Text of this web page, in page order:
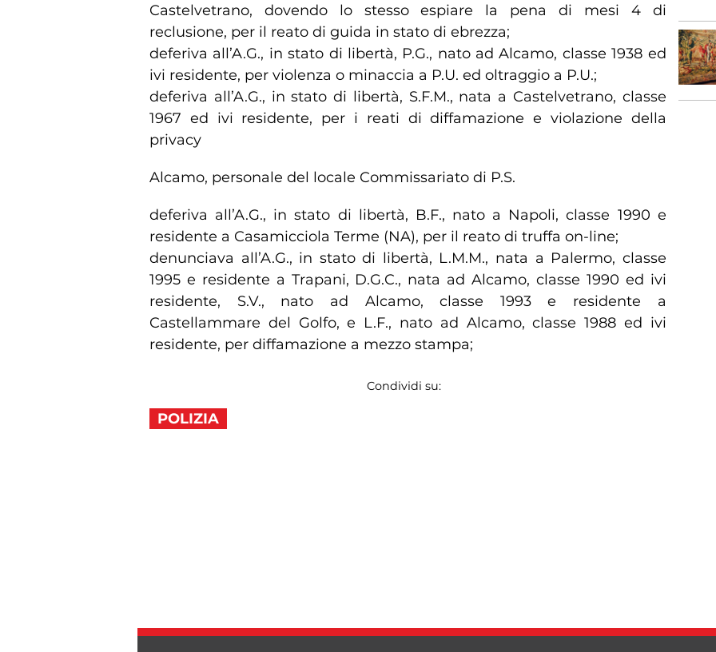
Castelvetrano, dovendo lo stesso espiare la pena di mesi 4 di
reclusione, per il reato di guida in stato di ebrezza;
deferiva all’A.G., in stato di libertà, P.G., nato ad Alcamo, classe 1938 ed
ivi residente, per violenza o minaccia a P.U. ed oltraggio a P.U.;
deferiva all’A.G., in stato di libertà, S.F.M., nata a Castelvetrano, classe
1967 ed ivi residente, per i reati di diffamazione e violazione della
privacy
Alcamo, personale del locale Commissariato di P.S.
deferiva all’A.G., in stato di libertà, B.F., nato a Napoli, classe 1990 e
residente a Casamicciola Terme (NA), per il reato di truffa on-line;
denunciava all’A.G., in stato di libertà, L.M.M., nata a Palermo, classe
1995 e residente a Trapani, D.G.C., nata ad Alcamo, classe 1990 ed ivi
residente, S.V., nato ad Alcamo, classe 1993 e residente a
Castellammare del Golfo, e L.F., nato ad Alcamo, classe 1988 ed ivi
residente, per diffamazione a mezzo stampa;
Condividi su:
POLIZIA